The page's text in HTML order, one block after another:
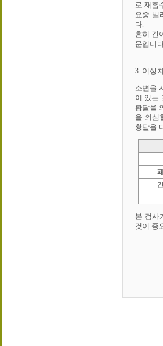
로 재흡
요중 빌
다.
흔히 간
문입니
3. 이상
소변을
이 있는
황달을
을 의심
황달을
본 검사
것이 중